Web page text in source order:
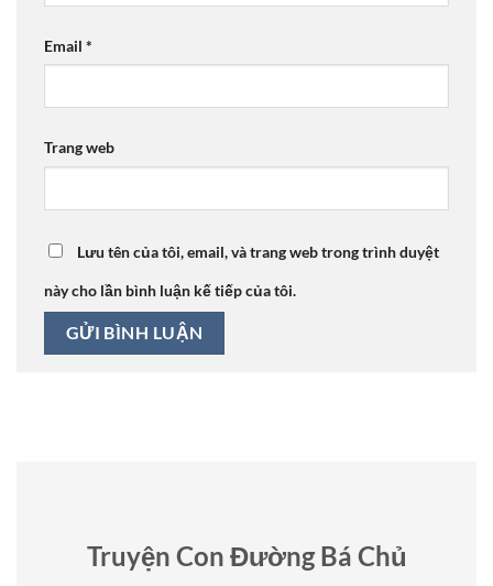
Email *
Trang web
Lưu tên của tôi, email, và trang web trong trình duyệt
này cho lần bình luận kế tiếp của tôi.
Truyện Con Đường Bá Chủ